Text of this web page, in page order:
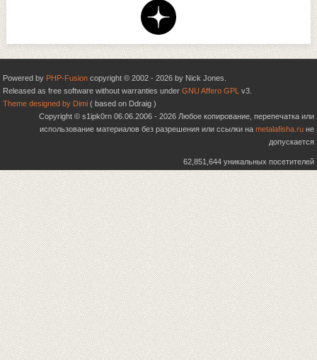
Powered by PHP-Fusion copyright © 2002 - 2026 by Nick Jones.
Released as free software without warranties under GNU Affero GPL v3.
Theme designed by Dimi ( based on Ddraig )
Copyright © s1ipk0rn 06.06.2006 - 2026 Любое копирование, перепечатка или
использование материалов без разрешения или ссылки на metalafisha.ru не
допускается
62,851,644 уникальных посетителей